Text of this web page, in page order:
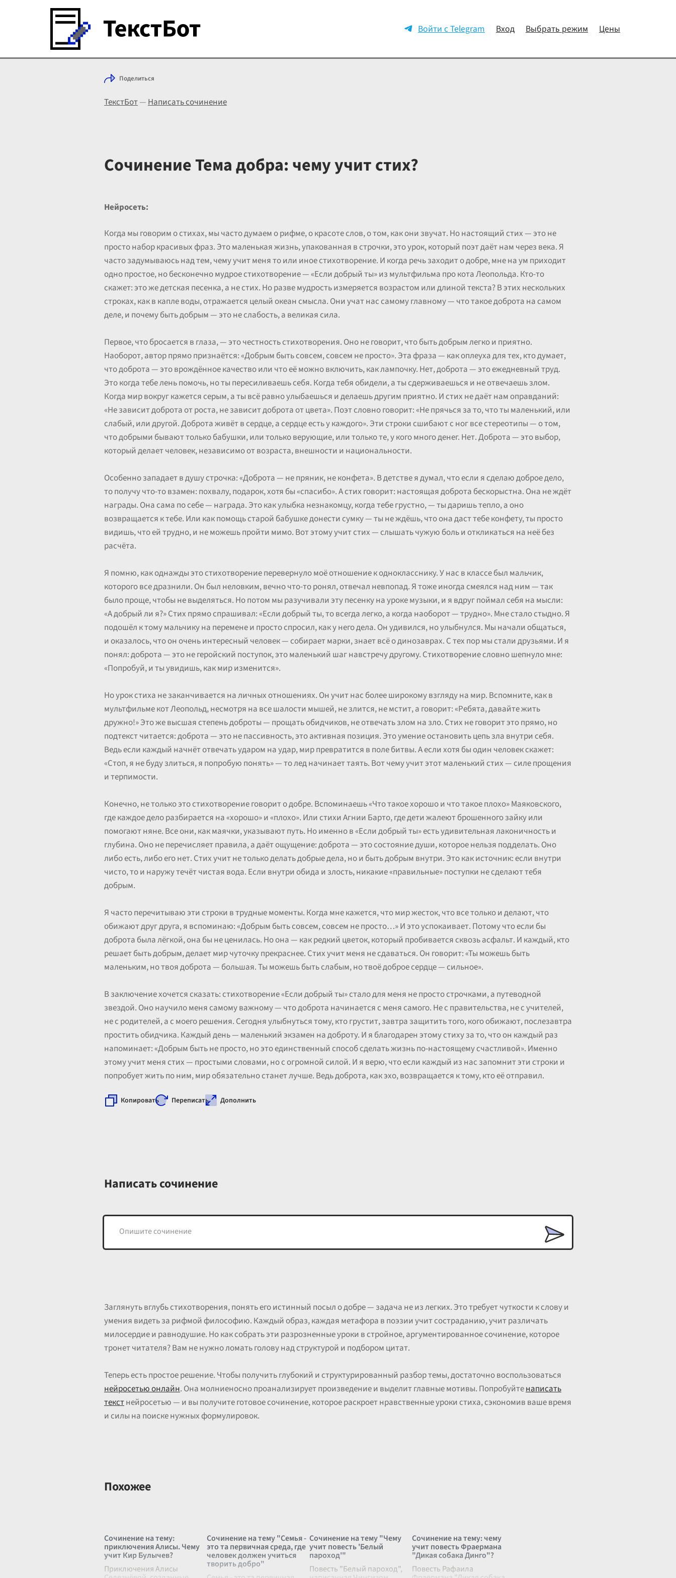
Войти с Telegram Вход Выбрать режим Цены
Поделиться
ТекстБот—Написать сочинение
Сочинение Тема добра: чему учит стих?
Нейросеть:
Когда мы говорим о стихах, мы часто думаем о рифме, о красоте слов, о том, как они звучат. Но настоящий стих — это не
просто набор красивых фраз. Это маленькая жизнь, упакованная в строчки, это урок, который поэт даёт нам через века. Я
часто задумываюсь над тем, чему учит меня то или иное стихотворение. И когда речь заходит о добре, мне на ум приходит
одно простое, но бесконечно мудрое стихотворение — «Если добрый ты» из мультфильма про кота Леопольда. Кто-то
скажет: это же детская песенка, а не стих. Но разве мудрость измеряется возрастом или длиной текста? В этих нескольких
строках, как в капле воды, отражается целый океан смысла. Они учат нас самому главному — что такое доброта на самом
деле, и почему быть добрым — это не слабость, а великая сила.
Первое, что бросается в глаза, — это честность стихотворения. Оно не говорит, что быть добрым легко и приятно.
Наоборот, автор прямо признаётся: «Добрым быть совсем, совсем не просто». Эта фраза — как оплеуха для тех, кто думает,
что доброта — это врождённое качество или что её можно включить, как лампочку. Нет, доброта — это ежедневный труд.
Это когда тебе лень помочь, но ты пересиливаешь себя. Когда тебя обидели, а ты сдерживаешься и не отвечаешь злом.
Когда мир вокруг кажется серым, а ты всё равно улыбаешься и делаешь другим приятно. И стих не даёт нам оправданий:
«Не зависит доброта от роста, не зависит доброта от цвета». Поэт словно говорит: «Не прячься за то, что ты маленький, или
слабый, или другой. Доброта живёт в сердце, а сердце есть у каждого». Эти строки сшибают с ног все стереотипы — о том,
что добрыми бывают только бабушки, или только верующие, или только те, у кого много денег. Нет. Доброта — это выбор,
который делает человек, независимо от возраста, внешности и национальности.
Особенно западает в душу строчка: «Доброта — не пряник, не конфета». В детстве я думал, что если я сделаю доброе дело,
то получу что-то взамен: похвалу, подарок, хотя бы «спасибо». А стих говорит: настоящая доброта бескорыстна. Она не ждёт
награды. Она сама по себе — награда. Это как улыбка незнакомцу, когда тебе грустно, — ты даришь тепло, а оно
возвращается к тебе. Или как помощь старой бабушке донести сумку — ты не ждёшь, что она даст тебе конфету, ты просто
видишь, что ей трудно, и не можешь пройти мимо. Вот этому учит стих — слышать чужую боль и откликаться на неё без
расчёта.
Я помню, как однажды это стихотворение перевернуло моё отношение к однокласснику. У нас в классе был мальчик,
которого все дразнили. Он был неловким, вечно что-то ронял, отвечал невпопад. Я тоже иногда смеялся над ним — так
было проще, чтобы не выделяться. Но потом мы разучивали эту песенку на уроке музыки, и я вдруг поймал себя на мысли:
«А добрый ли я?» Стих прямо спрашивал: «Если добрый ты, то всегда легко, а когда наоборот — трудно». Мне стало стыдно. Я
подошёл к тому мальчику на перемене и просто спросил, как у него дела. Он удивился, но улыбнулся. Мы начали общаться,
и оказалось, что он очень интересный человек — собирает марки, знает всё о динозаврах. С тех пор мы стали друзьями. И я
понял: доброта — это не геройский поступок, это маленький шаг навстречу другому. Стихотворение словно шепнуло мне:
«Попробуй, и ты увидишь, как мир изменится».
Но урок стиха не заканчивается на личных отношениях. Он учит нас более широкому взгляду на мир. Вспомните, как в
мультфильме кот Леопольд, несмотря на все шалости мышей, не злится, не мстит, а говорит: «Ребята, давайте жить
дружно!» Это же высшая степень доброты — прощать обидчиков, не отвечать злом на зло. Стих не говорит это прямо, но
подтекст читается: доброта — это не пассивность, это активная позиция. Это умение остановить цепь зла внутри себя.
Ведь если каждый начнёт отвечать ударом на удар, мир превратится в поле битвы. А если хотя бы один человек скажет:
«Стоп, я не буду злиться, я попробую понять» — то лед начинает таять. Вот чему учит этот маленький стих — силе прощения
и терпимости.
Конечно, не только это стихотворение говорит о добре. Вспоминаешь «Что такое хорошо и что такое плохо» Маяковского,
где каждое дело разбирается на «хорошо» и «плохо». Или стихи Агнии Барто, где дети жалеют брошенного зайку или
помогают няне. Все они, как маячки, указывают путь. Но именно в «Если добрый ты» есть удивительная лаконичность и
глубина. Оно не перечисляет правила, а даёт ощущение: доброта — это состояние души, которое нельзя подделать. Оно
либо есть, либо его нет. Стих учит не только делать добрые дела, но и быть добрым внутри. Это как источник: если внутри
чисто, то и наружу течёт чистая вода. Если внутри обида и злость, никакие «правильные» поступки не сделают тебя
добрым.
Я часто перечитываю эти строки в трудные моменты. Когда мне кажется, что мир жесток, что все только и делают, что
обижают друг друга, я вспоминаю: «Добрым быть совсем, совсем не просто…» И это успокаивает. Потому что если бы
доброта была лёгкой, она бы не ценилась. Но она — как редкий цветок, который пробивается сквозь асфальт. И каждый, кто
решает быть добрым, делает мир чуточку прекраснее. Стих учит меня не сдаваться. Он говорит: «Ты можешь быть
маленьким, но твоя доброта — большая. Ты можешь быть слабым, но твоё доброе сердце — сильное».
В заключение хочется сказать: стихотворение «Если добрый ты» стало для меня не просто строчками, а путеводной
звездой. Оно научило меня самому важному — что доброта начинается с меня самого. Не с правительства, не с учителей,
не с родителей, а с моего решения. Сегодня улыбнуться тому, кто грустит, завтра защитить того, кого обижают, послезавтра
простить обидчика. Каждый день — маленький экзамен на доброту. И я благодарен этому стиху за то, что он каждый раз
напоминает: «Добрым быть не просто, но это единственный способ сделать жизнь по-настоящему счастливой». Именно
этому учит меня стих — простыми словами, но с огромной силой. И я верю, что если каждый из нас запомнит эти строки и
попробует жить по ним, мир обязательно станет лучше. Ведь доброта, как эхо, возвращается к тому, кто её отправил.
Копировать Переписать Дополнить
Написать сочинение
Заглянуть вглубь стихотворения, понять его истинный посыл о добре — задача не из легких. Это требует чуткости к слову и
умения видеть за рифмой философию. Каждый образ, каждая метафора в поэзии учит состраданию, учит различать
милосердие и равнодушие. Но как собрать эти разрозненные уроки в стройное, аргументированное сочинение, которое
тронет читателя? Вам не нужно ломать голову над структурой и подбором цитат.
Теперь есть простое решение. Чтобы получить глубокий и структурированный разбор темы, достаточно воспользоваться
нейросетью онлайн. Она молниеносно проанализирует произведение и выделит главные мотивы. Попробуйтенаписать
текстнейросетью — и вы получите готовое сочинение, которое раскроет нравственные уроки стиха, сэкономив ваше время
и силы на поиске нужных формулировок.
Похожее
Сочинение на тему:
приключения Алисы. Чему
учит Кир Булычев?
Приключения Алисы
Сочинение на тему "Семья -
это та первичная среда, где
человек должен учиться
творить добро"
Сочинение на тему "Чему
учит повесть 'Белый
пароход'"
Повесть "Белый пароход",
Сочинение на тему: чему
учит повесть Фраермана
"Дикая собака Динго"?
Повесть Рафаила